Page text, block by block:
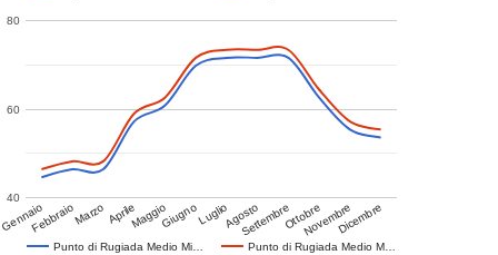
Punto di Rugiada Medio Mi… Punto di Rugiada Medio M…
GennaioFebbraioMarzo AprileMaggioGiugnoLuglioAgosto
SettembreOttobreNovembreDicembre
40
60
80